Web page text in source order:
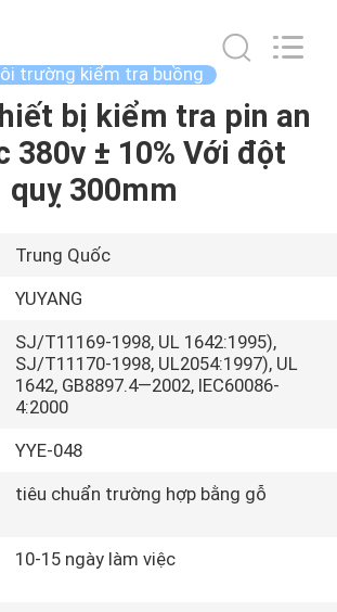
trường kiểm tra buồng
bị kiểm tra pin an
380v ± 10% Với đột
quỵ 300mm
Trung Quốc
YUYANG
SJ/T11169-1998, UL 1642:1995),
SJ/T11170-1998, UL2054:1997), UL
1642, GB8897.4—2002, IEC60086-
4:2000
YYE-048
tiêu chuẩn trường hợp bằng gỗ
10-15 ngày làm việc